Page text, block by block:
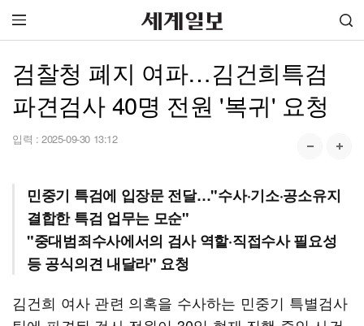
검찰청 폐지 여파…김건희특검
파견검사 40명 전원 '복귀' 요청
입력 : 2025-09-30 13:12
민중기 특검에 입장문 전달…"수사·기소·공소유지
결합한 특검 업무는 모순"
"중대범죄수사에서의 검사 역할·직접수사 필요성
등 공식의견 내달라" 요청
김건희 여사 관련 의혹을 수사하는 민중기 특별검사